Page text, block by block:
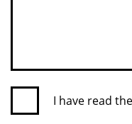
I have read the